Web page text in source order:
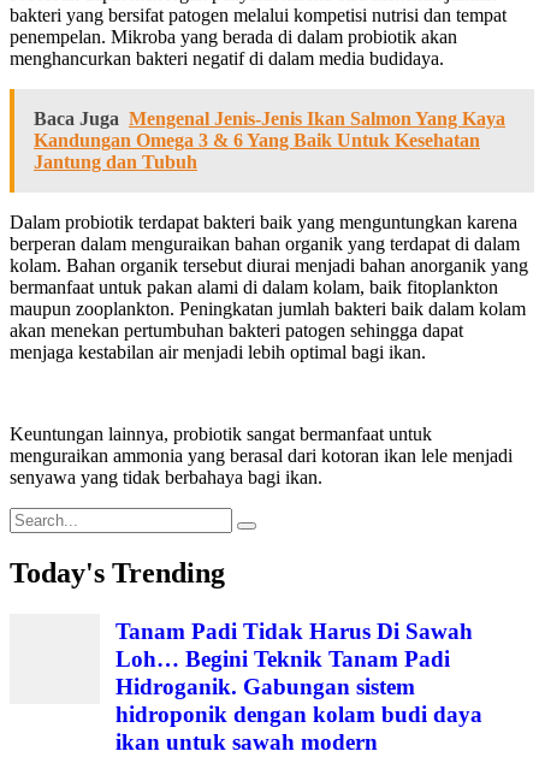
bakteri yang bersifat patogen melalui kompetisi nutrisi dan tempat
penempelan. Mikroba yang berada di dalam probiotik akan
menghancurkan bakteri negatif di dalam media budidaya.
Baca Juga Mengenal Jenis-Jenis Ikan Salmon Yang Kaya
Kandungan Omega 3 & 6 Yang Baik Untuk Kesehatan
Jantung dan Tubuh
Dalam probiotik terdapat bakteri baik yang menguntungkan karena
berperan dalam menguraikan bahan organik yang terdapat di dalam
kolam. Bahan organik tersebut diurai menjadi bahan anorganik yang
bermanfaat untuk pakan alami di dalam kolam, baik fitoplankton
maupun zooplankton. Peningkatan jumlah bakteri baik dalam kolam
akan menekan pertumbuhan bakteri patogen sehingga dapat
menjaga kestabilan air menjadi lebih optimal bagi ikan.
Keuntungan lainnya, probiotik sangat bermanfaat untuk
menguraikan ammonia yang berasal dari kotoran ikan lele menjadi
senyawa yang tidak berbahaya bagi ikan.
Search
for:
Today's Trending
Tanam Padi Tidak Harus Di Sawah
Loh… Begini Teknik Tanam Padi
Hidroganik. Gabungan sistem
hidroponik dengan kolam budi daya
ikan untuk sawah modern